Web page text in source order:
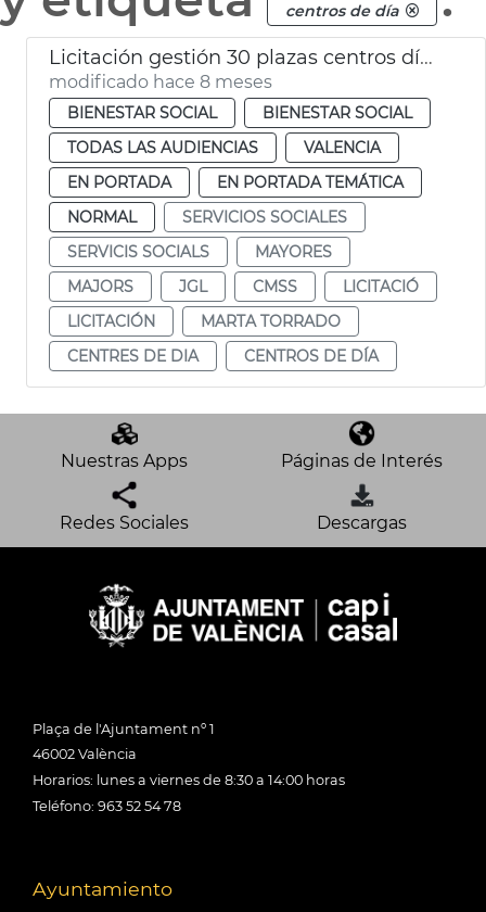
centros de día
Licitación gestión 30 plazas centros día titularidad privada
modificado hace 8 meses
BIENESTAR SOCIAL
BIENESTAR SOCIAL
TODAS LAS AUDIENCIAS
VALENCIA
EN PORTADA
EN PORTADA TEMÁTICA
NORMAL
SERVICIOS SOCIALES
SERVICIS SOCIALS
MAYORES
MAJORS
JGL CMSS
LICITACIÓ
LICITACIÓN
MARTA TORRADO
CENTRES DE DIA
CENTROS DE DÍA
Nuestras Apps Páginas de Interés
Redes Sociales Descargas
Plaça de l'Ajuntament nº 1
46002 València
Horarios: lunes a viernes de 8:30 a 14:00 horas
Teléfono: 963 52 54 78
Ayuntamiento